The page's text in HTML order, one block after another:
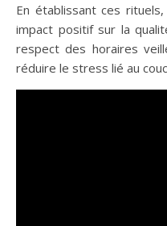
En établissant ces
impact positif sur la
respect des horaires
réduire le stress lié au